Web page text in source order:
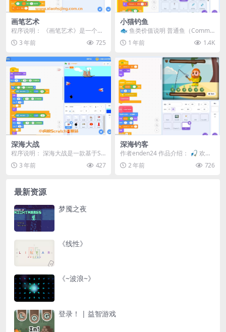
画笔艺术
程序说明： 《画笔艺术》是一个基
于Scratch平台开发的艺术动画程
序，旨在通过...
3 年前 725
小猫钓鱼
🐟 鱼类价值说明 普通鱼（Commo
n）：1 分 稀有鱼（Uncommo
n）：2...
1 年前 1.4K
深海大战
程序说明： 深海大战是一款基于Sc
ratch平台开发的经典射击游戏。在
这个游戏中...
3 年前 427
深海钓客
作者enden24 作品介绍： 🎣 欢迎
来到《深海钓客》！ 在这个升级版
的钓鱼冒...
2 年前 726
最新资源
梦魇之夜
《线性》
《~波浪~》
登录！ | 益智游戏